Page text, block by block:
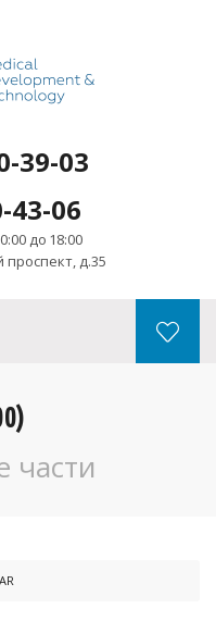
39-03
43-06
до 18:00
д.35
части